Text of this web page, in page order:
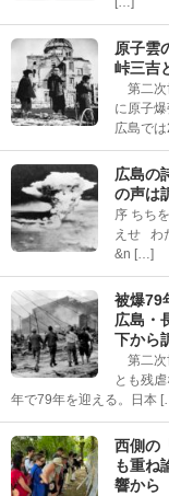
原子雲
峠三吉
第二次
に原子
広島で
広島の
の声
序 ちち
えせ わ
&n […]
被爆79
広島・
下から
第二次
とも残
年で79年を迎える。日本
西側の
も重ね
響から